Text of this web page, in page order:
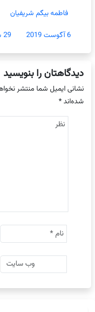
فاطمه بیگم شریفیان
6 آگوست 2019
29 سپتامبر 2019
دیدگاهتان را بنویسید
نشانی ایمیل شما منتشر
شده‌اند*